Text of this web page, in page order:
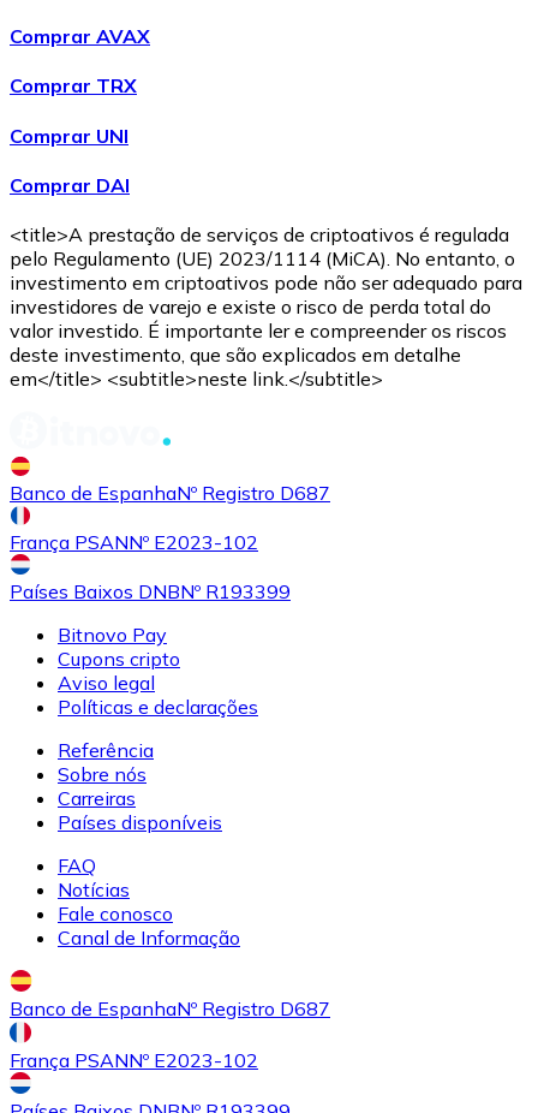
USDC
XRP
Ver tudo
Cupons cripto
Comprar AVAX
Comprar TRX
Comprar UNI
Comprar DAI
<title>A prestação de serviços de criptoativos é regulada
pelo Regulamento (UE) 2023/1114 (MiCA). No entanto, o
investimento em criptoativos pode não ser adequado para
investidores de varejo e existe o risco de perda total do
valor investido. É importante ler e compreender os riscos
deste investimento, que são explicados em detalhe
em</title> <subtitle>neste link.</subtitle>
Banco de EspanhaNº Registro D687
França PSANNº E2023-102
Países Baixos DNBNº R193399
Bitnovo Pay
Cupons cripto
Aviso legal
Políticas e declarações
Referência
Sobre nós
Carreiras
Países disponíveis
FAQ
Notícias
Fale conosco
Canal de Informação
Banco de EspanhaNº Registro D687
França PSANNº E2023-102